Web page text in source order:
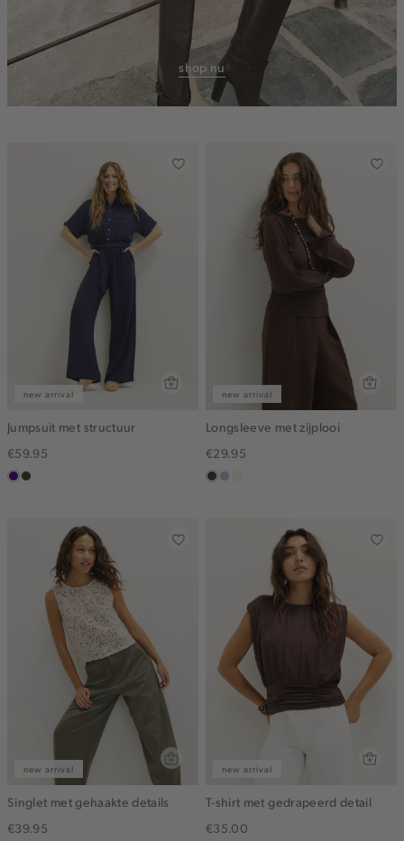
shop nu
new arrival
Jumpsuit met structuur
€59.95
indigochoco
new arrival
Longsleeve met zijplooi
€29.95
chocoblauw,
new arrival
Singlet met gehaakte details
€39.95
new arrival
T-shirt met gedrapeerd detail
€35.00